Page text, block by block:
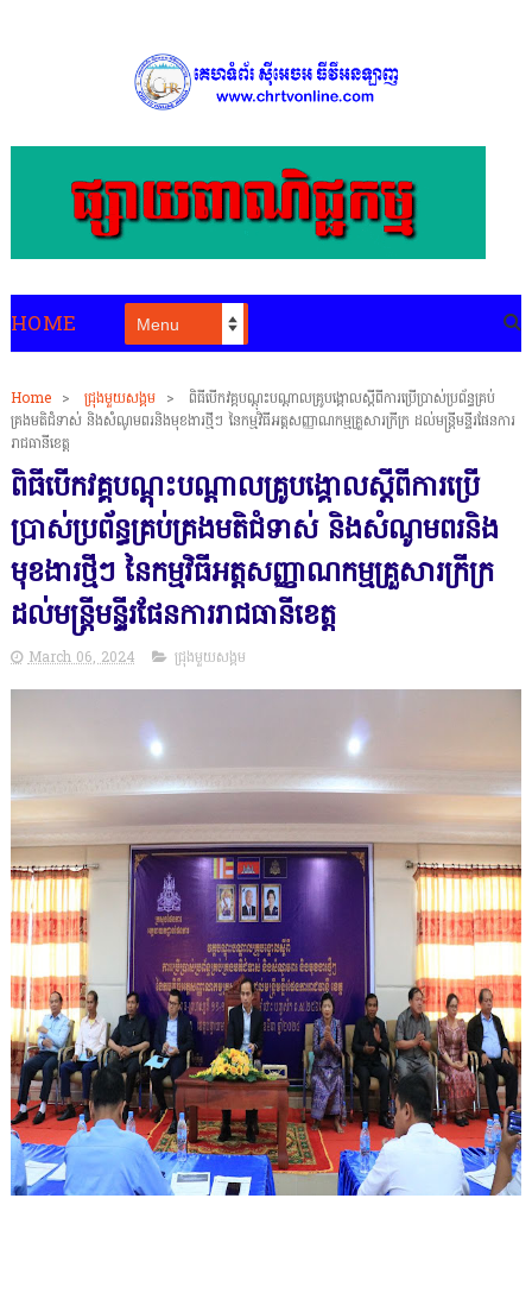
HOME
Home > ជ្រុងមួយសង្គម >
ពិធីបើកវគ្គបណ្ដុះបណ្ដាលគ្រូបង្គោលស្ដីពីការប្រើប្រាស់ប្រព័ន្ធគ្រប់
គ្រងមតិជំទាស់ និងសំណូមពរនិងមុខងារថ្មីៗ នៃកម្មវិធីអត្តសញ្ញាណកម្មគ្រួសារក្រីក្រ ដល់មន្ត្រីមន្ទីរផែនការ
រាជធានីខេត្ត
ពិធីបើកវគ្គបណ្ដុះបណ្ដាលគ្រូបង្គោលស្ដីពីការប្រើ
ប្រាស់ប្រព័ន្ធគ្រប់គ្រងមតិជំទាស់ និងសំណូមពរនិង
មុខងារថ្មីៗ នៃកម្មវិធីអត្តសញ្ញាណកម្មគ្រួសារក្រីក្រ
ដល់មន្ត្រីមន្ទីរផែនការរាជធានីខេត្ត
March 06, 2024 ជ្រុងមួយសង្គម